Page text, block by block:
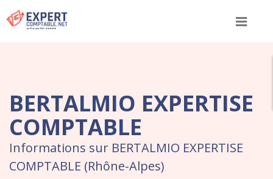
Menu
BERTALMIO EXPERTISE
COMPTABLE
Informations sur BERTALMIO EXPERTISE
COMPTABLE (Rhône-Alpes)